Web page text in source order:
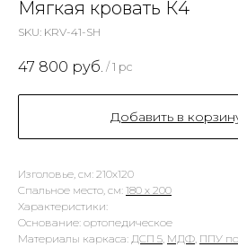
Мягкая кровать К4
SKU: KRV-41-SH
47 800 руб. / 1 pc
Добавить в
Изголовье, см: 210х120
Спальное место, см: 180 х 200
Характеристики:
Основание: ортопедическое
Материалы каркаса: ДСП 5, МДФ, ППУ